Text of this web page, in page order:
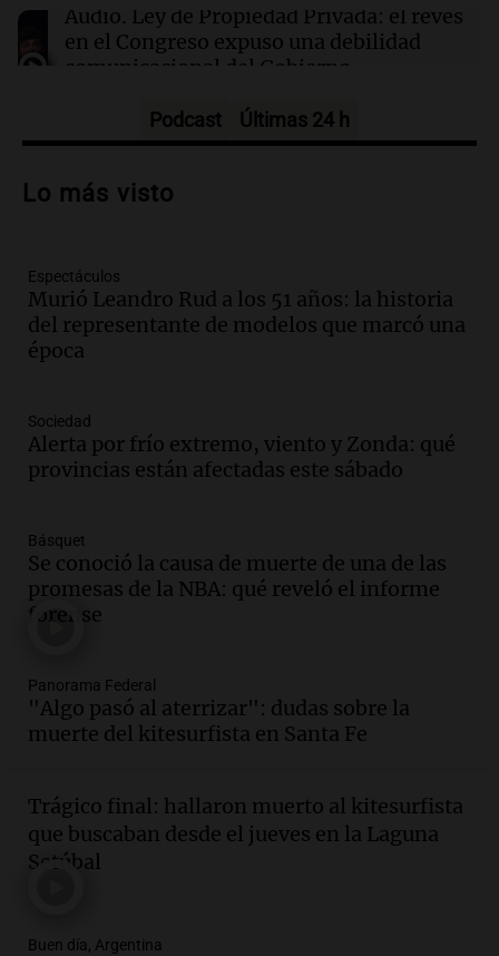
13:20 Sociedad
“Jorge hizo todo bien”: el mensaje de Chiqui
Tapia tras la muerte del padre de Messi
Audio. Ley de Propiedad Privada: el revés
en el Congreso expuso una debilidad
comunicacional del Gobierno
Audio.Casabindo se prepara para una
tradicional Toreo de la Vincha
Audio.
"Tres hombres se lo llevaron para
hacerle preguntas y nunca regresó"
Una mañana para todos
Audio.
metros del río Suquía y retiraron hasta
800 kilos de basura por jornada
Audio.La historia de la servilleta que
firmó Jorge Messi para el primer
contrato de Leo con Barcelona
Una mañana para todos
Audio.Joan Gaspart: "Sin Jorge, no sé si
Messi hubiera llegado adonde llegó"
Una mañana para todos
Audio.El orgullo y el sueño argentino de
Jorge Messi en una entrevista con Rony
Vargas en 2007
Podcast Últimas 24 h
Lo más visto
Espectáculos
Murió Leandro Rud a los 51 años: la historia
del representante de modelos que marcó una
época
Sociedad
Alerta por frío extremo, viento y Zonda: qué
provincias están afectadas este sábado
Básquet
Se conoció la causa de muerte de una de las
promesas de la NBA: qué reveló el informe
forense
Panorama Federal
"Algo pasó al aterrizar": dudas sobre la
muerte del kitesurfista en Santa Fe
Trágico final: hallaron muerto al kitesurfista
que buscaban desde el jueves en la Laguna
Setúbal
Buen día, Argentina